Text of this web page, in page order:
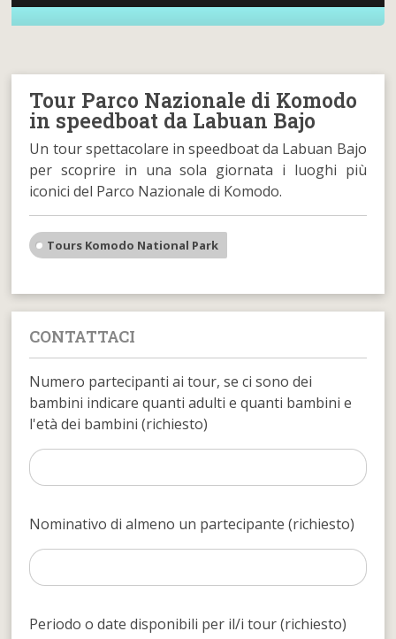
Tour Parco Nazionale di Komodo
in speedboat da Labuan Bajo
Un tour spettacolare in speedboat da Labuan Bajo
per scoprire in una sola giornata i luoghi più
iconici del Parco Nazionale di Komodo.
Tours Komodo National Park
CONTATTACI
Numero partecipanti ai tour, se ci sono dei
bambini indicare quanti adulti e quanti bambini e
l'età dei bambini (richiesto)
Nominativo di almeno un partecipante (richiesto)
Periodo o date disponibili per il/i tour (richiesto)